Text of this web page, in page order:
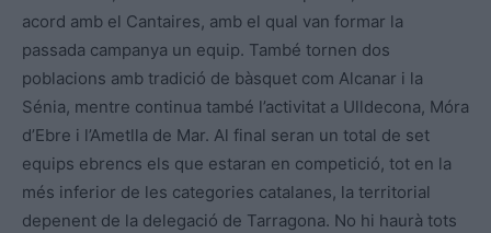
acord amb el Cantaires, amb el qual van formar la
passada campanya un equip. També tornen dos
poblacions amb tradició de bàsquet com Alcanar i la
Sénia, mentre continua també l’activitat a Ulldecona, Móra
d’Ebre i l’Ametlla de Mar. Al final seran un total de set
equips ebrencs els que estaran en competició, tot en la
més inferior de les categories catalanes, la territorial
depenent de la delegació de Tarragona. No hi haurà tots